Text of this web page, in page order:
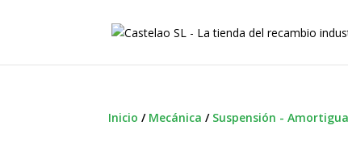
Inicio / Mecánica / Suspensión -